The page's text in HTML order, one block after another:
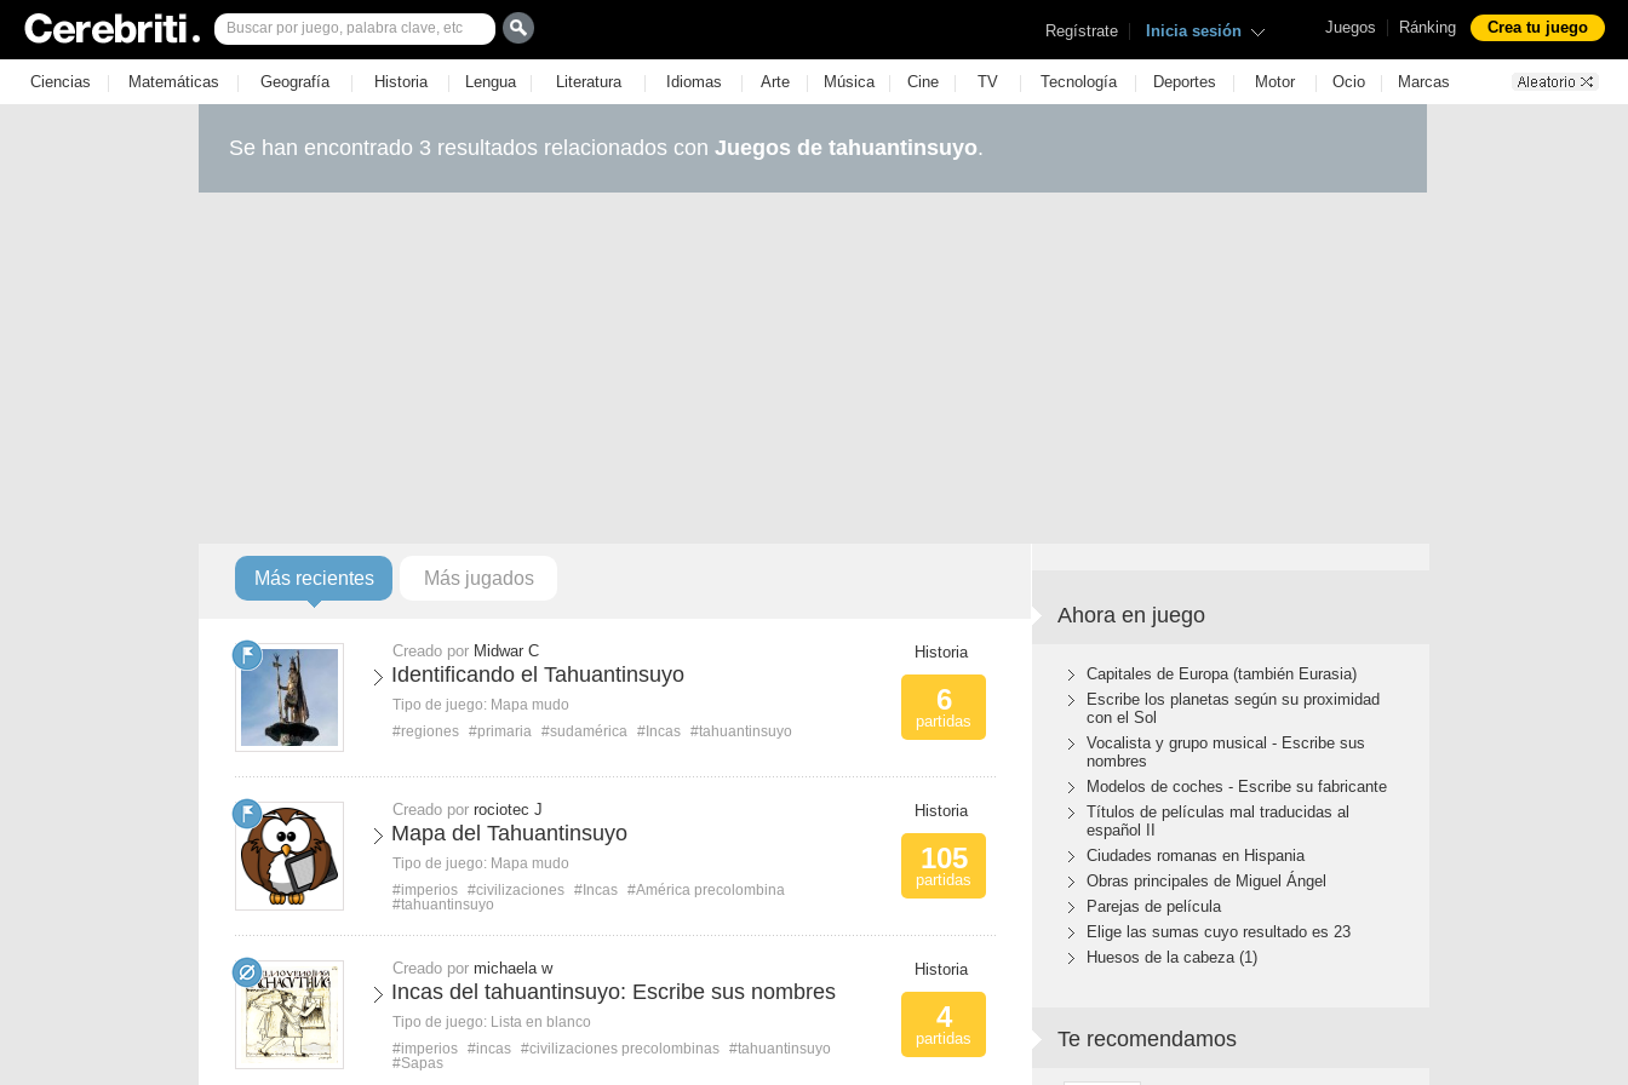
Juegos | Ránking Crea tu juego
Regístrate | Inicia sesión
Ciencias | Matemáticas | Geografía | Historia | Lengua | Literatura | Idiomas | Arte | Música | Cine | TV | Tecnología | Deportes | Motor | Ocio | Marcas
Se han encontrado 3 resultados relacionados con Juegos de tahuantinsuyo.
Más recientes Más jugados
Creado por Midwar C
Identificando el Tahuantinsuyo
Tipo de juego: Mapa mudo
#regiones #primaria #sudamérica #Incas #tahuantinsuyo
Historia
6
partidas
Creado por rociotec J
Mapa del Tahuantinsuyo
Tipo de juego: Mapa mudo
#imperios #civilizaciones #Incas #América precolombina
#tahuantinsuyo
Historia
105
partidas
Creado por michaela w
Incas del tahuantinsuyo: Escribe sus nombres
Tipo de juego: Lista en blanco
#imperios #incas #civilizaciones precolombinas #tahuantinsuyo
#Sapas
Historia
4
partidas
Ahora en juego
Capitales de Europa (también Eurasia)
Escribe los planetas según su proximidad
con el Sol
Vocalista y grupo musical - Escribe sus
nombres
Modelos de coches - Escribe su fabricante
Títulos de películas mal traducidas al
español II
Ciudades romanas en Hispania
Obras principales de Miguel Ángel
Parejas de película
Elige las sumas cuyo resultado es 23
Huesos de la cabeza (1)
Te recomendamos